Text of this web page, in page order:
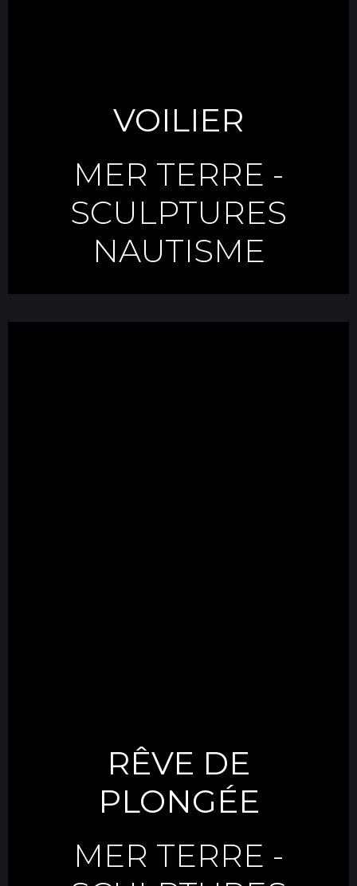
VOILIER
MER TERRE -
SCULPTURES
NAUTISME
RÊVE DE
PLONGÉE
MER TERRE -